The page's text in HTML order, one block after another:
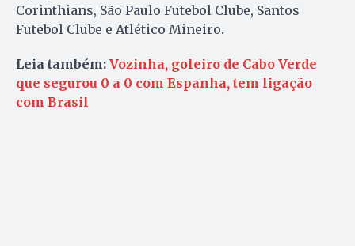
Corinthians, São Paulo Futebol Clube, Santos
Futebol Clube e Atlético Mineiro.
Leia também: Vozinha, goleiro de Cabo Verde
que segurou 0 a 0 com Espanha, tem ligação
com Brasil